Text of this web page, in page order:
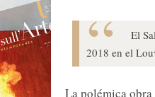
El
2018 en el
La polémica